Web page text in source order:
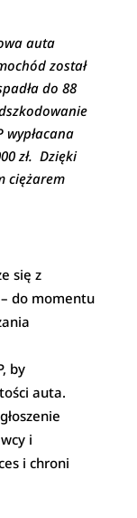
auta
został
do 88
wypłacana
zł. Dzięki
ciężarem
się z
do momentu
by
auta.
i
i chroni